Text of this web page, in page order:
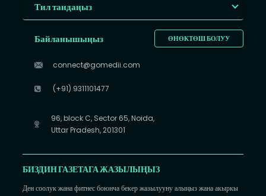
Тил тандаңыз
ӨНӨКТӨШ БОЛУУ
Байланышыңыз
connect@gomedii.com
(+91) 9311101477
96, block C, Sector 65, Noida,
Uttar Pradesh, 201301
БИЗДИН ГАЗЕТАГА ЖАЗЫЛЫҢЫЗ
Ден соолук жана фитнес боюнча бекер жазылууну алыңыз жана акыркы